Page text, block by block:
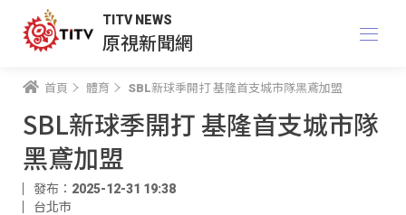
TITV NEWS
原視新聞網
首頁 體育 SBL新球季開打 基隆首支城市隊黑鳶加盟
SBL新球季開打 基隆首支城市隊
黑鳶加盟
發布：2025-12-31 19:38
台北市